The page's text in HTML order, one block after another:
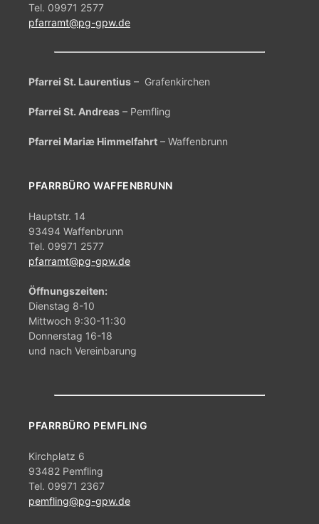
Tel. 09971 2577
pfarramt@pg-gpw.de
Pfarrei St. Laurentius – Grafenkirchen
Pfarrei St. Andreas – Pemfling
Pfarrei Mariæ Himmelfahrt – Waffenbrunn
PFARRBÜRO WAFFENBRUNN
Hauptstr. 14
93494 Waffenbrunn
Tel. 09971 2577
pfarramt@pg-gpw.de
Öffnungszeiten:
Dienstag 8-10
Mittwoch 9:30-11:30
Donnerstag 16-18
und nach Vereinbarung
PFARRBÜRO PEMFLING
Kirchplatz 6
93482 Pemfling
Tel. 09971 2367
pemfling@pg-gpw.de